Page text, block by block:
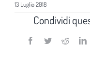
13 Luglio 2018
Condividi
Facebook
TwitterReddit